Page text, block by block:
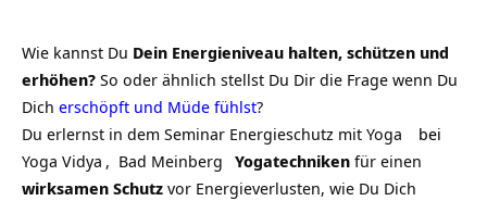
Wie kannst Du Dein Energieniveau halten, schützen und
erhöhen? So oder ähnlich stellst Du Dir die Frage wenn Du
Dich erschöpft und Müde fühlst?
Du erlernst in dem Seminar Energieschutz mit Yoga
bei
Yoga Vidya , Bad Meinberg Yogatechniken für einen
wirksamen Schutz vor Energieverlusten, wie Du Dich